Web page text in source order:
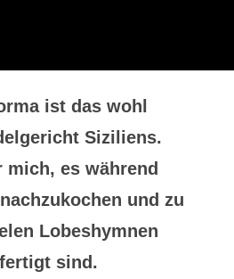
ist das wohl
Siziliens.
es während
und zu
Lobeshymnen
sind.